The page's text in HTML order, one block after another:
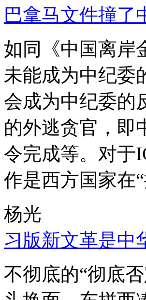
巴拿马文件撞了
如同《中国离岸
未能成为中纪委
会成为中纪委的
的外逃贪官，即
令完成等。对于
作是西方国家在
杨光
习版新文革是中
不彻底的“彻底